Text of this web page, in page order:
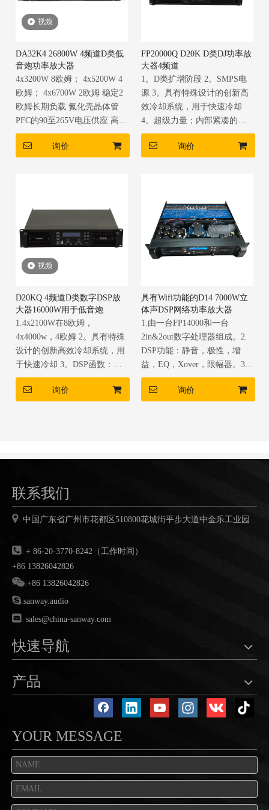
视频
DA32K4 26800W 4频道D类低
音炮功率放大器
4x3200W 8欧姆； 4x5200W 4
欧姆； 4x6700W 2欧姆 稳定2
欧姆长期负载 氮化壳晶体管
PFC的90至265V电压供应 高功
率输出和高保真
询价
FP20000Q D20K D类DJ功率放
大器4频道
1。D类扩增阶段 2。SMPS电
源 3。具有特殊设计的创新高
效冷却系统，用于快速冷却
4。超级力量；内部紧凑的电
路，高效率和轻巧
询价
视频
D20KQ 4频道D类数字DSP放
大器16000W用于低音炮
1.4x2100W在8欧姆，
4x4000w，4欧姆 2。具有特殊
设计的创新高效冷却系统，用
于快速冷却 3。DSP函数：静
音，极性，增益，等式，
Xover，限制器。 4。超级力
询价
具有Wifi功能的D14 7000W立
体声DSP网络功率放大器
1.由一台FP14000和一台
2in&2out数字处理器组成。2.
DSP功能：静音，极性，增
益，EQ，Xover，限幅器。3.
以太网功能（wifi）：通过
Wifi控制一台计算机中的许多
询价
联系我们
: 中国广东省广州市花都区510800花城街平步大道中金乐工业园
: + 86-20-3770-8242（工作时间）
+86 13826042826
:+86 13826042826
:sanway.audio
: sales@china-sanway.com
快速导航
产品
YOUR MESSAGE